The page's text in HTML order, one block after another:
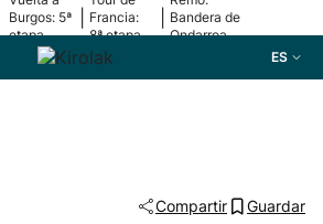
Burgos: 5ª
etapa
Francia:
8ª etapa
Bandera de
Ondarroa
ES
Compartir Guardar